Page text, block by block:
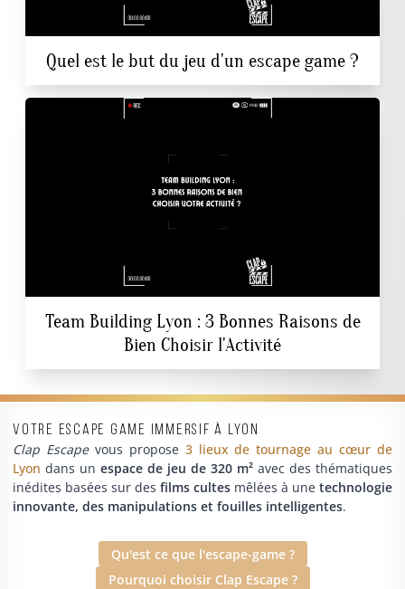
Quel est le but du jeu d'un escape game ?
Team Building Lyon : 3 Bonnes Raisons de
Bien Choisir l'Activité
Votre escape game immersif à Lyon
Clap Escapevous propose 3 lieux de tournage au cœur de
Lyon dans un espace de jeu de 320 m² avec des thématiques
inédites basées sur des films cultes mêlées à une technologie
innovante, des manipulations et fouilles intelligentes.
Qu'est ce que l'escape-game ?
Pourquoi choisir Clap Escape ?